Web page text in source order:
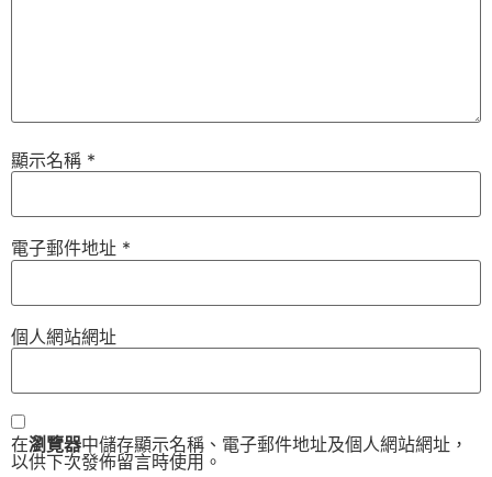
顯示名稱 *
電子郵件地址 *
個人網站網址
在瀏覽器中儲存顯示名稱、電子郵件地址及個人網站網址，
以供下次發佈留言時使用。